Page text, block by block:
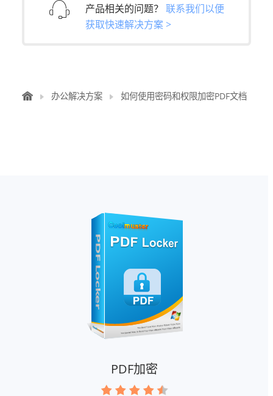
产品相关的问题？ 联系我们以便
获取快速解决方案 >
办公解决方案 如何使用密码和权限加密PDF文档
PDF加密